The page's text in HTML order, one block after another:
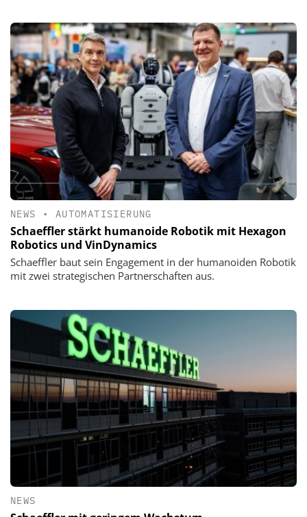
NEWS • AUTOMATISIERUNG
Schaeffler stärkt humanoide Robotik mit Hexagon
Robotics und VinDynamics
Schaeffler baut sein Engagement in der humanoiden Robotik
mit zwei strategischen Partnerschaften aus.
NEWS